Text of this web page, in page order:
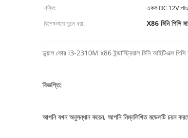
শক্তি:
একক DC 12V
বিশেষভাবে তুলে ধরা:
X86 মিনি পিসি
ডুয়াল কোর i3-2310M x86 ইন্ডাস্ট্রিয়াল মিনি আইটিএক্স পিসি
বিজ্ঞপ্তি:
আপনি যখন অনুসন্ধান করেন, আপনি নিম্নলিখিত মডেলটি চয়ন